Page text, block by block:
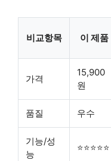
비교항목 이 제품
가격
15,900
원
품질 우수
기능/성
능
⭐⭐⭐⭐⭐